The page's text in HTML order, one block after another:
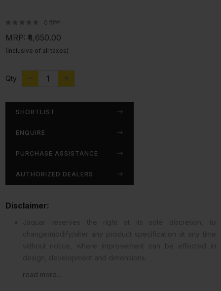
0 রিভিউ
MRP: ₹4,650.00
(Inclusive of all taxes)
Qty
SHORTLIST
ENQUIRE
PURCHASE ASSISTANCE
AUTHORIZED DEALERS
Disclaimer:
read more...